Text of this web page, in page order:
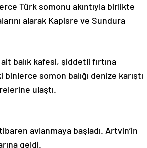
Türk somonu akıntıyla birlikte
alarak Kapisre ve Sundura
balık kafesi, şiddetli fırtına
somon balığı denize karıştı
ulaştı.
avlanmaya başladı. Artvin’in
geldi.